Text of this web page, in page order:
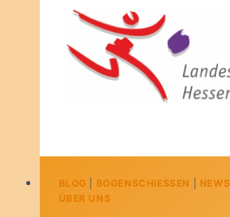
BLOG BOGENSCHIESSEN NEWS
ÜBER UNS